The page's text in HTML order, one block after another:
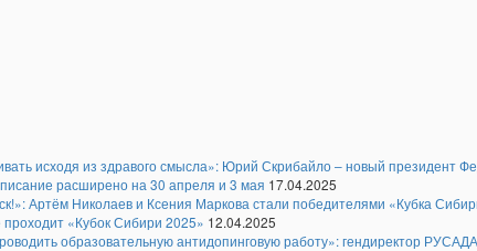
исходя из здравого смысла»: Юрий Скрибайло – новый президент
расширено на 30 апреля и 3 мая 17.04.2025
Артём Николаев и Ксения Маркова стали победителями «Кубка
проходит «Кубок Сибири 2025» 12.04.2025
образовательную антидопинговую работу»: гендиректор РУСАДА